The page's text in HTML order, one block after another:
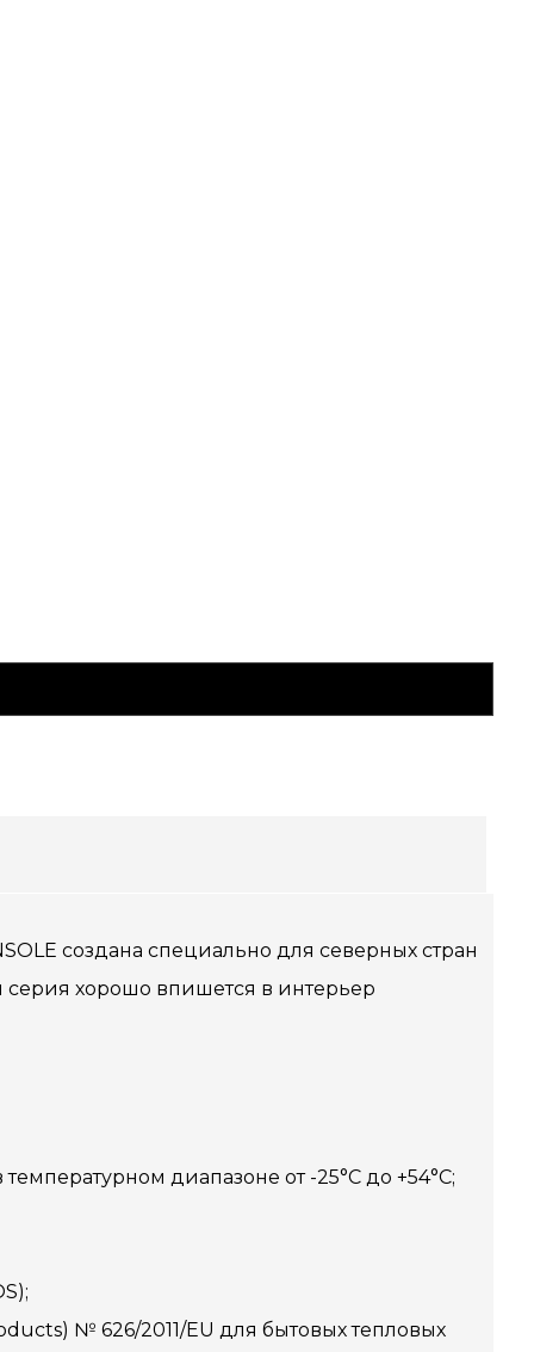
создана специально для северных стран
серия хорошо впишется в интерьер
диапазоне от -25°С до +54°C;
№ 626/2011/EU для бытовых тепловых